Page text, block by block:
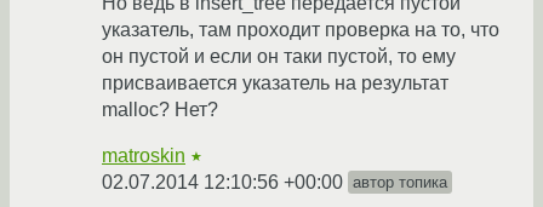
указатель, там проходит проверка на то, что
он пустой и если он таки пустой, то ему
присваивается указатель на результат
malloc? Нет?
matroskin ★
02.07.2014 12:10:56 +00:00 автор топика